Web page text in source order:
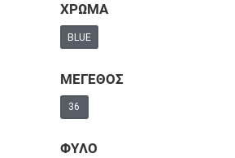
ΧΡΩΜΑ
BLUE
ΜΕΓΕΘΟΣ
36
ΦΥΛΟ